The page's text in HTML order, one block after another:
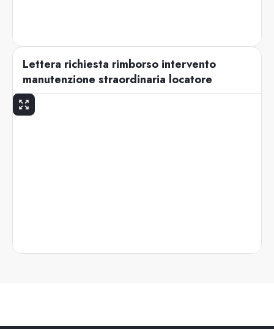
Lettera richiesta rimborso intervento
manutenzione straordinaria locatore